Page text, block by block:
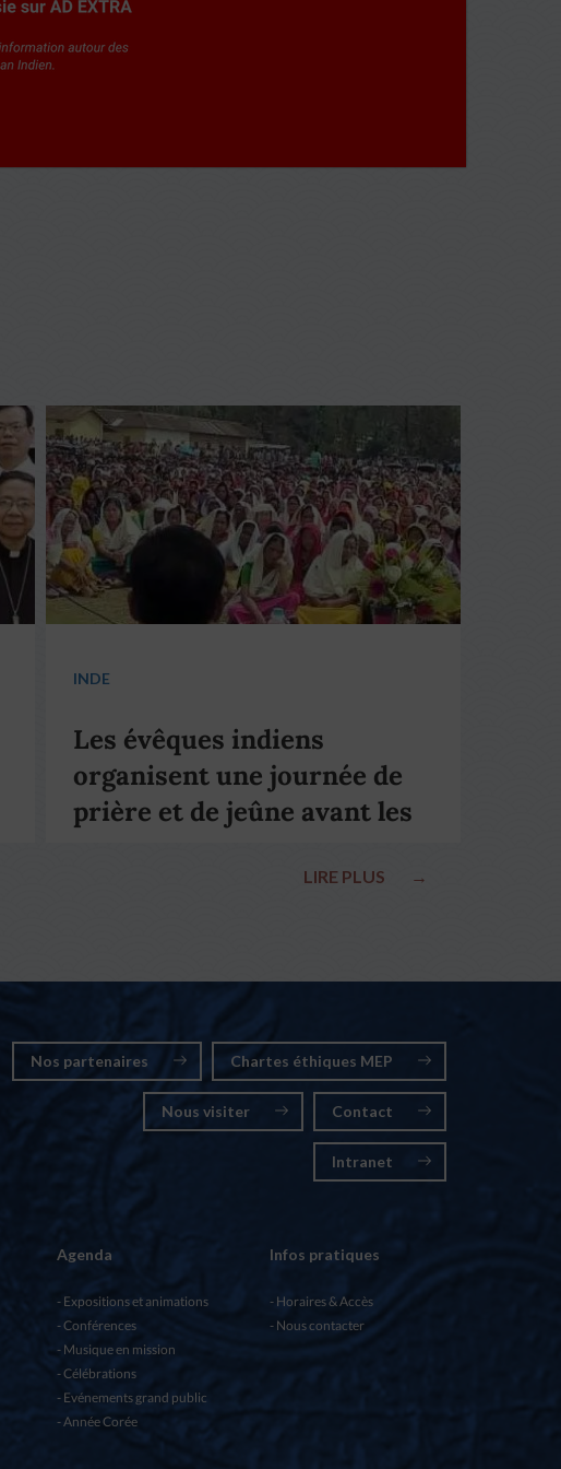
INDE
Les évêques indiens
organisent une journée de
prière et de jeûne avant les
LIRE PLUS →
Nos partenaires Chartes éthiques MEP
Nous visiter Contact
Intranet
Agenda
Expositions et animations
Conférences
Musique en mission
Célébrations
Evénements grand public
Année Corée
Infos pratiques
Horaires & Accès
Nous contacter